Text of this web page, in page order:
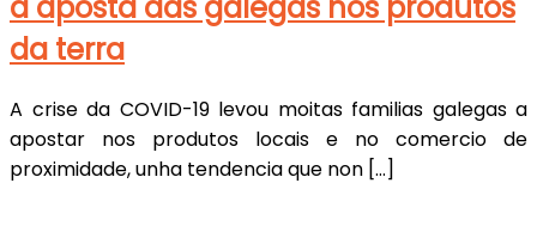
da terra
A crise da COVID-19 levou moitas familias galegas a
apostar nos produtos locais e no comercio de
proximidade, unha tendencia que non […]